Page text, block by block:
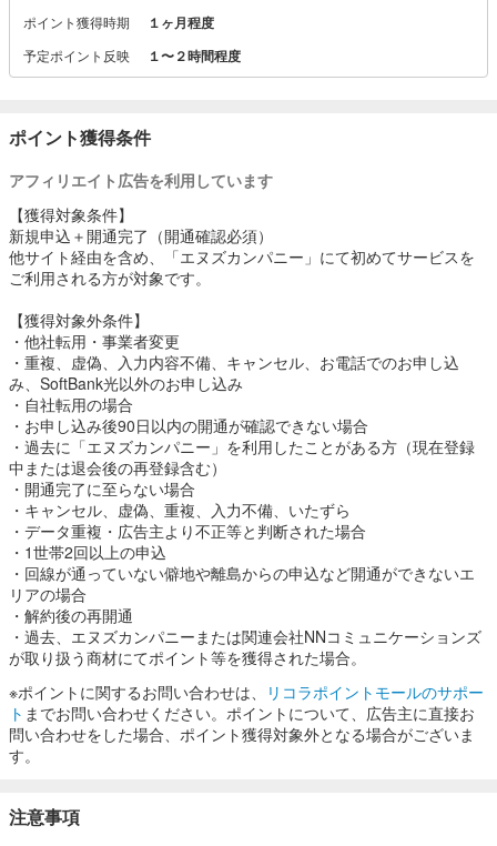
ポイント獲得時期 １ヶ月程度
予定ポイント反映 １〜２時間程度
ポイント獲得条件
アフィリエイト広告を利用しています
【獲得対象条件】
新規申込＋開通完了（開通確認必須）
他サイト経由を含め、「エヌズカンパニー」にて初めてサービスを
ご利用される方が対象です。
【獲得対象外条件】
・他社転用・事業者変更
・重複、虚偽、入力内容不備、キャンセル、お電話でのお申し込
み、SoftBank光以外のお申し込み
・自社転用の場合
・お申し込み後90日以内の開通が確認できない場合
・過去に「エヌズカンパニー」を利用したことがある方（現在登録
中または退会後の再登録含む）
・開通完了に至らない場合
・キャンセル、虚偽、重複、入力不備、いたずら
・データ重複・広告主より不正等と判断された場合
・1世帯2回以上の申込
・回線が通っていない僻地や離島からの申込など開通ができないエ
リアの場合
・解約後の再開通
・過去、エヌズカンパニーまたは関連会社NNコミュニケーションズ
が取り扱う商材にてポイント等を獲得された場合。
※ポイントに関するお問い合わせは、
リコラポイントモールのサポー
ト までお問い合わせください。ポイントについて、広告主に直接お
問い合わせをした場合、ポイント獲得対象外となる場合がございま
す。
注意事項